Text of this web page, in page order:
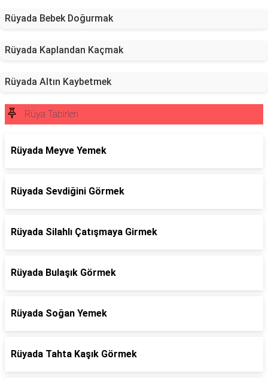
Rüyada Bebek Doğurmak
Rüyada Kaplandan Kaçmak
Rüyada Altın Kaybetmek
Rüya Tabirleri
Rüyada Meyve Yemek
Rüyada Sevdiğini Görmek
Rüyada Silahlı Çatışmaya Girmek
Rüyada Bulaşık Görmek
Rüyada Soğan Yemek
Rüyada Tahta Kaşık Görmek